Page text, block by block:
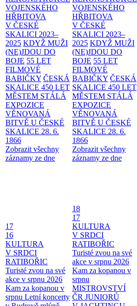
VOJENSKÉHO
HŘBITOVA
V ČESKÉ
SKALICI 2023–
2025 KDYŽ MUŽI
(NE)JDOU DO
BOJE 55 LET
FILMOVÉ
BABIČKY ČESKÁ
SKALICE 450 LET
MĚSTEM STÁLÁ
EXPOZICE
VĚNOVANÁ
BITVĚ U ČESKÉ
SKALICE 28. 6.
1866
Zobrazit všechny
záznamy ze dne
VOJENSKÉHO
HŘBITOVA
V ČESKÉ
SKALICI 2023–
2025 KDYŽ MUŽI
(NE)JDOU DO
BOJE 55 LET
FILMOVÉ
BABIČKY ČESKÁ
SKALICE 450 LET
MĚSTEM STÁLÁ
EXPOZICE
VĚNOVANÁ
BITVĚ U ČESKÉ
SKALICE 28. 6.
1866
Zobrazit všechny
záznamy ze dne
17
16
KULTURA
V SRDCI
RATIBOŘIC
Turisté zvou na své
akce v srpnu 2026
Kam za kopanou v
srpnu Letní koncerty
18
17
KULTURA
V SRDCI
RATIBOŘIC
Turisté zvou na své
akce v srpnu 2026
Kam za kopanou v
srpnu
MISTROVSTVÍ
ČR JUNIORŮ